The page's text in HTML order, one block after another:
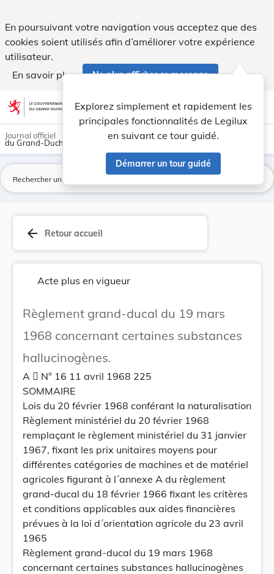
En poursuivant votre navigation vous acceptez que des
cookies soient utilisés afin d’améliorer votre expérience
utilisateur.
En savoir plus
Ne plus afficher ce message
Aller au contenu account_circle help Aide
Explorez simplement et rapidement les
principales fonctionnalités de Legilux
en suivant ce tour guidé.
Démarrer un tour guidé
light_mode dark_mode
Journal officiel
du Grand-Duché de Luxembourg
arrow_back Retour accueil
Acte plus en vigueur
Règlement grand-ducal du 19 mars
1968 concernant certaines substances
hallucinogènes.
A  N° 16 11 avril 1968 225
SOMMAIRE
Lois du 20 février 1968 conférant la naturalisation
Règlement ministériel du 20 février 1968
remplaçant le règlement ministériel du 31 janvier
1967, fixant les prix unitaires moyens pour
différentes catégories de machines et de matériel
agricoles figurant à l´annexe A du règlement
grand-ducal du 18 février 1966 fixant les critères
et conditions applicables aux aides financières
prévues à la loi d´orientation agricole du 23 avril
1965
Règlement grand-ducal du 19 mars 1968
concernant certaines substances hallucinogènes